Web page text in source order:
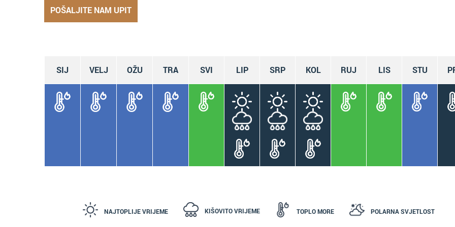
POŠALJITE NAM UPIT
SIJ VELJ OŽU TRA SVI LIP SRP KOL RUJ LIS STU
NAJTOPLIJE VRIJEME KIŠOVITO VRIJEME TOPLO MORE POLARNA SVJETLOST